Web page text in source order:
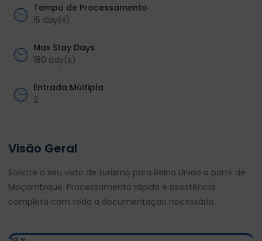
Tempo de Processamento
15 day(s)
Max Stay Days
180 day(s)
Entrada Múltipla
2
Visão Geral
Solicite o seu visto de turismo para Reino Unido a partir de
Moçambique. Processamento rápido e assistência
completa com toda a documentação necessária.